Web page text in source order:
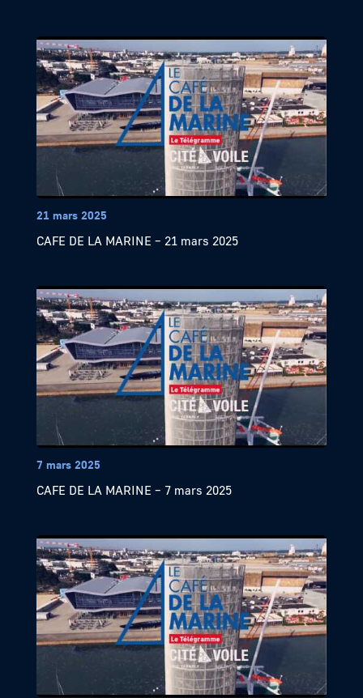
21 mars 2025
CAFE DE LA MARINE – 21 mars 2025
7 mars 2025
CAFE DE LA MARINE – 7 mars 2025